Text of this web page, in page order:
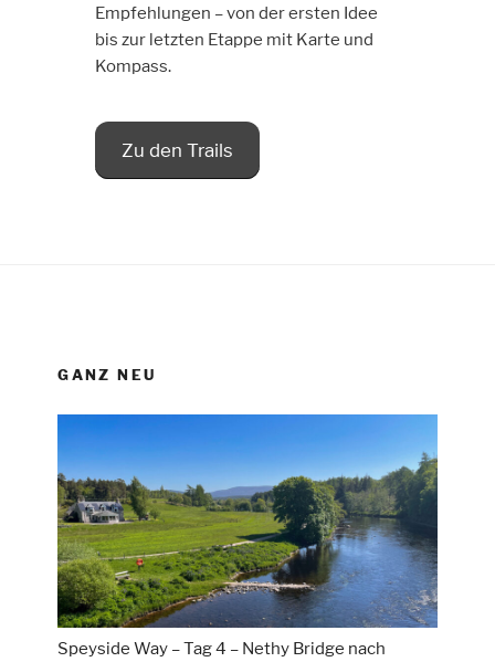
Empfehlungen – von der ersten Idee
bis zur letzten Etappe mit Karte und
Kompass.
Zu den Trails
GANZ NEU
Speyside Way – Tag 4 – Nethy Bridge nach